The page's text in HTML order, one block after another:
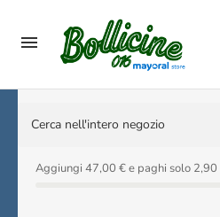

Aggiungi 47,00 € e paghi solo